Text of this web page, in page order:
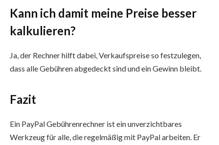
Kann ich damit meine Preise besser
kalkulieren?
Ja, der Rechner hilft dabei, Verkaufspreise so festzulegen,
dass alle Gebühren abgedeckt sind und ein Gewinn bleibt.
Fazit
Ein PayPal Gebührenrechner ist ein unverzichtbares
Werkzeug für alle, die regelmäßig mit PayPal arbeiten. Er